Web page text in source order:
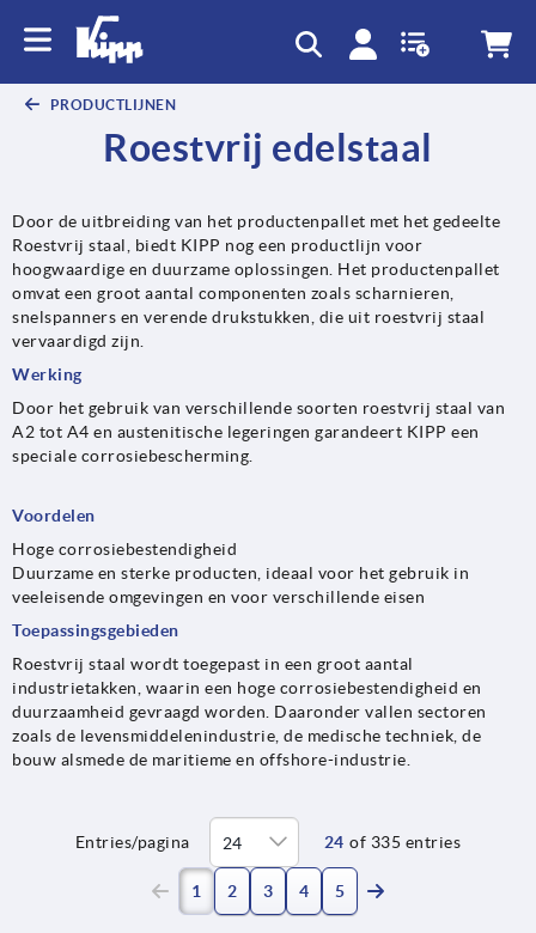
PRODUCTLIJNEN
Roestvrij edelstaal
Door de uitbreiding van het productenpallet met het gedeelte
Roestvrij staal, biedt KIPP nog een productlijn voor
hoogwaardige en duurzame oplossingen. Het productenpallet
omvat een groot aantal componenten zoals scharnieren,
snelspanners en verende drukstukken, die uit roestvrij staal
vervaardigd zijn.
Werking
Door het gebruik van verschillende soorten roestvrij staal van
A2 tot A4 en austenitische legeringen garandeert KIPP een
speciale corrosiebescherming.
Voordelen
Hoge corrosiebestendigheid
Duurzame en sterke producten, ideaal voor het gebruik in
veeleisende omgevingen en voor verschillende eisen
Toepassingsgebieden
Roestvrij staal wordt toegepast in een groot aantal
industrietakken, waarin een hoge corrosiebestendigheid en
duurzaamheid gevraagd worden. Daaronder vallen sectoren
zoals de levensmiddelenindustrie, de medische techniek, de
bouw alsmede de maritieme en offshore-industrie.
Entries/pagina 24 of 335 entries
1 (current)
2 3 4 5